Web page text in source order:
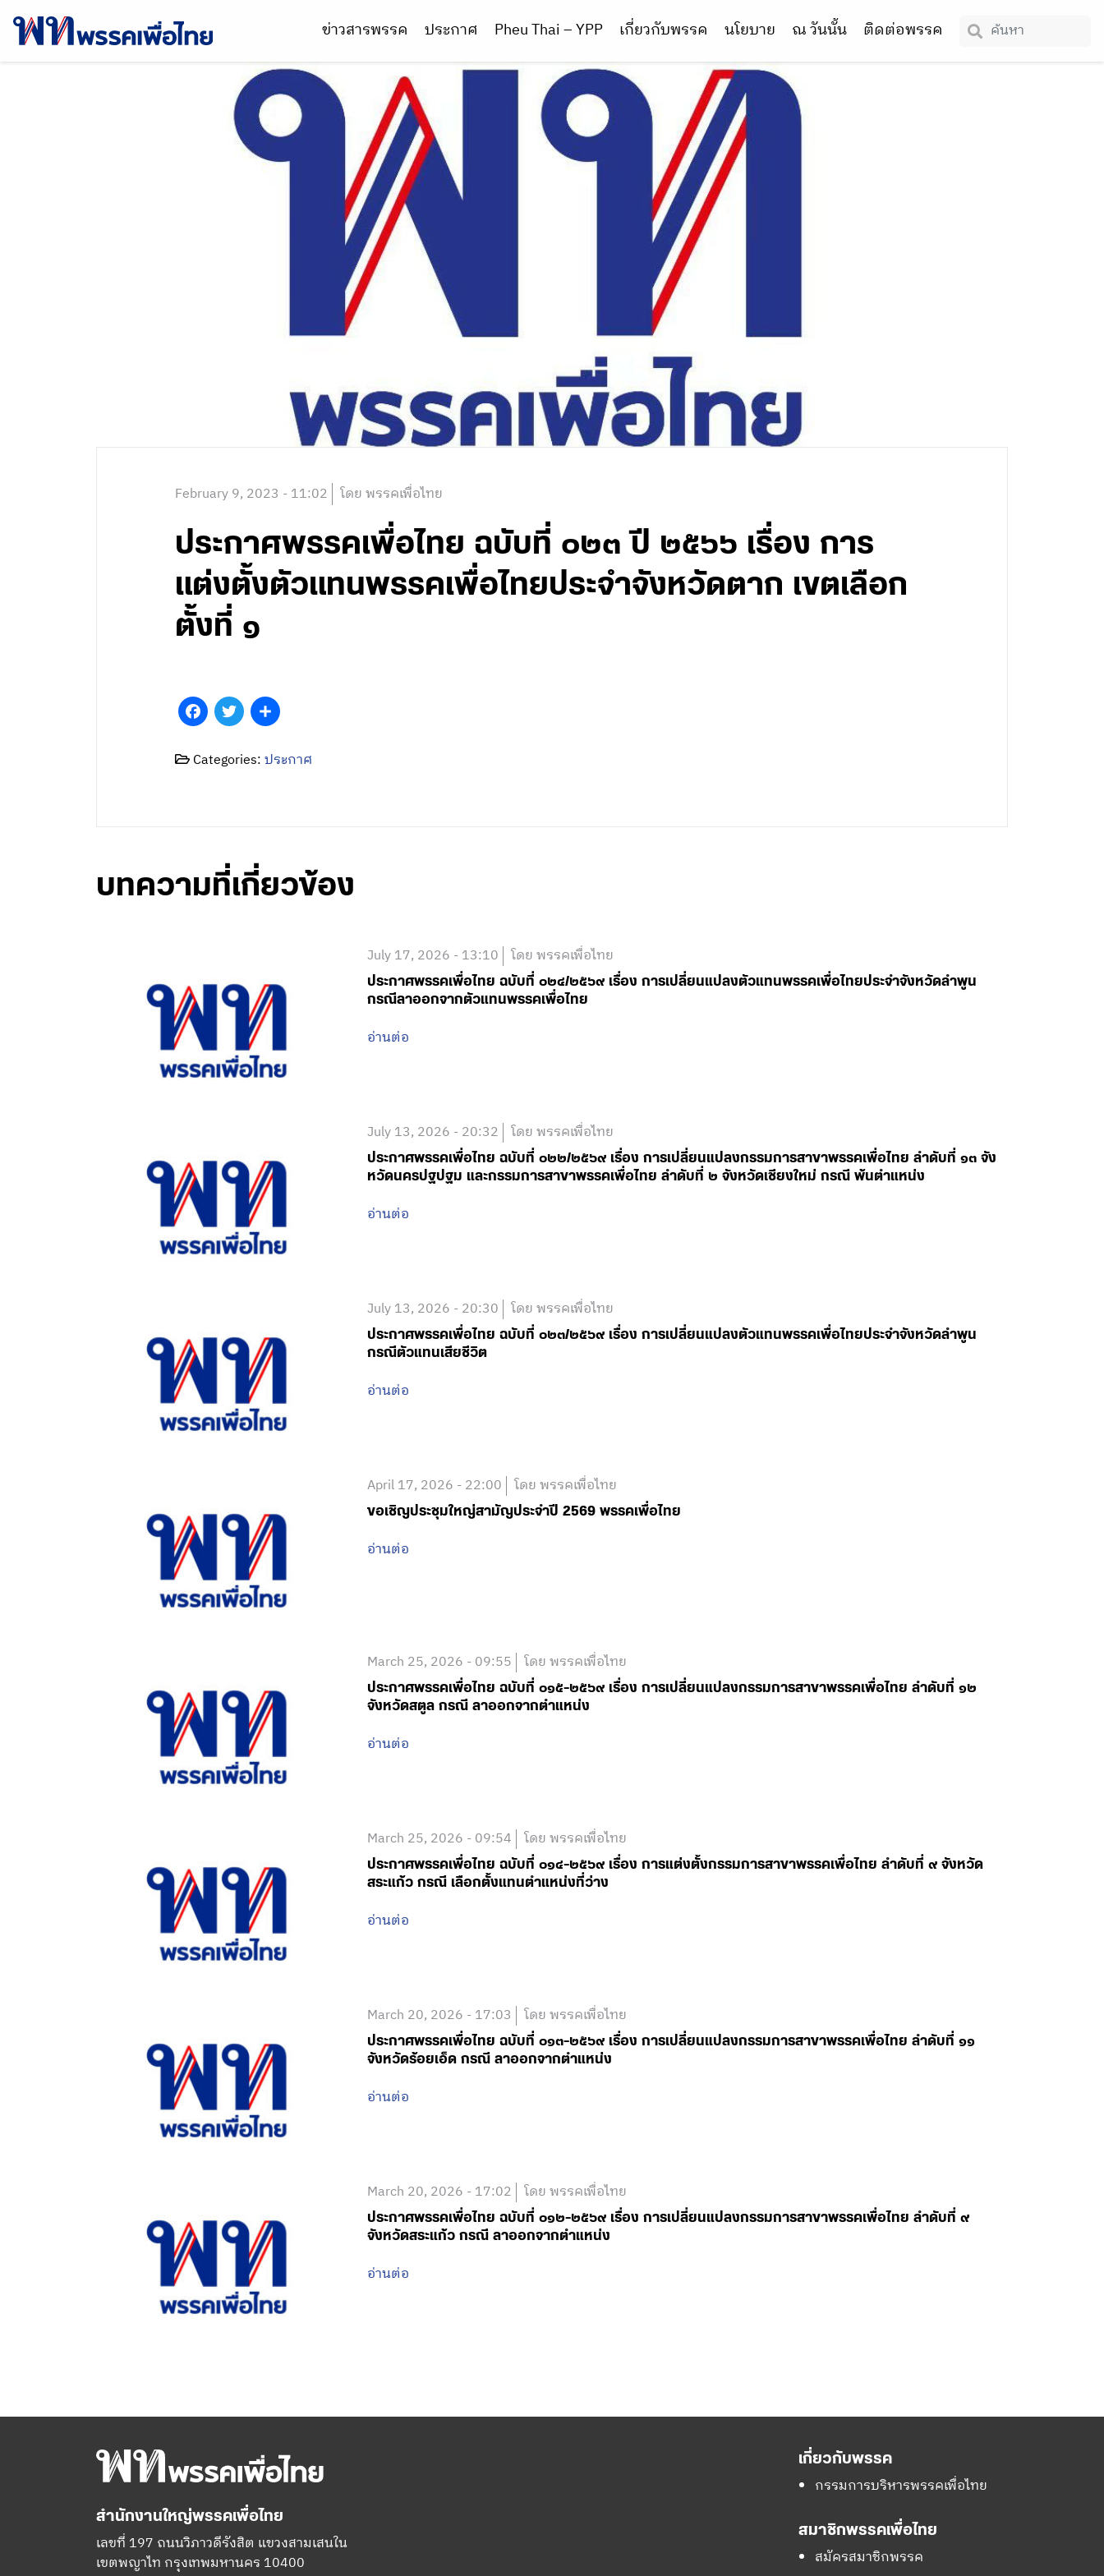
ข่าวสารพรรค ประกาศ Pheu Thai – YPP เกี่ยวกับพรรค นโยบาย ณ วันนั้น ติดต่อพรรค
February 9, 2023 - 11:02 โดย พรรคเพื่อไทย
ประกาศพรรคเพื่อไทย ฉบับที่ ๐๒๓ ปี ๒๕๖๖ เรื่อง การ
แต่งตั้งตัวแทนพรรคเพื่อไทยประจำจังหวัดตาก เขตเลือก
ตั้งที่ ๑
Facebook
TwitterShare
Categories:ประกาศ
บทความที่เกี่ยวข้อง
July 17, 2026 - 13:10 โดย พรรคเพื่อไทย
ประกาศพรรคเพื่อไทย ฉบับที่ ๐๒๔/๒๕๖๙ เรื่อง การเปลี่ยนแปลงตัวแทนพรรคเพื่อไทยประจำจังหวัดลำพูน
กรณีลาออกจากตัวแทนพรรคเพื่อไทย
อ่านต่อ
July 13, 2026 - 20:32 โดย พรรคเพื่อไทย
ประกาศพรรคเพื่อไทย ฉบับที่ ๐๒๒/๒๕๖๙ เรื่อง การเปลี่ยนแปลงกรรมการสาขาพรรคเพื่อไทย ลำดับที่ ๑๓ จัง
หวัดนครปฐปฐม และกรรมการสาขาพรรคเพื่อไทย ลำดับที่ ๒ จังหวัดเชียงใหม่ กรณี พ้นตำแหน่ง
อ่านต่อ
July 13, 2026 - 20:30 โดย พรรคเพื่อไทย
ประกาศพรรคเพื่อไทย ฉบับที่ ๐๒๓/๒๕๖๙ เรื่อง การเปลี่ยนแปลงตัวแทนพรรคเพื่อไทยประจำจังหวัดลำพูน
กรณีตัวแทนเสียชีวิต
อ่านต่อ
April 17, 2026 - 22:00 โดย พรรคเพื่อไทย
ขอเชิญประชุมใหญ่สามัญประจำปี 2569 พรรคเพื่อไทย
อ่านต่อ
March 25, 2026 - 09:55 โดย พรรคเพื่อไทย
ประกาศพรรคเพื่อไทย ฉบับที่ ๐๑๕-๒๕๖๙ เรื่อง การเปลี่ยนแปลงกรรมการสาขาพรรคเพื่อไทย ลำดับที่ ๑๒
จังหวัดสตูล กรณี ลาออกจากตำแหน่ง
อ่านต่อ
March 25, 2026 - 09:54 โดย พรรคเพื่อไทย
ประกาศพรรคเพื่อไทย ฉบับที่ ๐๑๔-๒๕๖๙ เรื่อง การแต่งตั้งกรรมการสาขาพรรคเพื่อไทย ลำดับที่ ๙ จังหวัด
สระแก้ว กรณี เลือกตั้งแทนตำแหน่งที่ว่าง
อ่านต่อ
March 20, 2026 - 17:03 โดย พรรคเพื่อไทย
ประกาศพรรคเพื่อไทย ฉบับที่ ๐๑๓-๒๕๖๙ เรื่อง การเปลี่ยนแปลงกรรมการสาขาพรรคเพื่อไทย ลำดับที่ ๑๑
จังหวัดร้อยเอ็ด กรณี ลาออกจากตำแหน่ง
อ่านต่อ
March 20, 2026 - 17:02 โดย พรรคเพื่อไทย
ประกาศพรรคเพื่อไทย ฉบับที่ ๐๑๒-๒๕๖๙ เรื่อง การเปลี่ยนแปลงกรรมการสาขาพรรคเพื่อไทย ลำดับที่ ๙
จังหวัดสระแก้ว กรณี ลาออกจากตำแหน่ง
อ่านต่อ
สำนักงานใหญ่พรรคเพื่อไทย
เลขที่ 197 ถนนวิภาวดีรังสิต แขวงสามเสนใน
เขตพญาไท กรุงเทพมหานคร 10400
เกี่ยวกับพรรค
กรรมการบริหารพรรคเพื่อไทย
สมาชิกพรรคเพื่อไทย
สมัครสมาชิกพรรค